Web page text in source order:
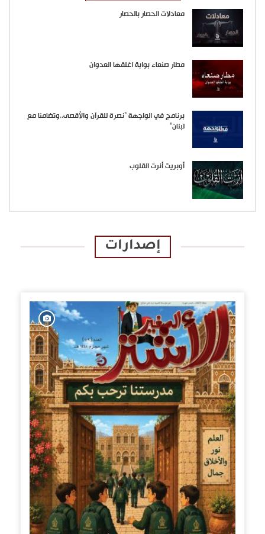
معادلات الحصار بالحصار
مطار صنعاء بوابة اغلقها العدوان
برنامج في الواجهة “نصرة للقرآن والأقصى..وتضامنا مع
لبنان”
أوبريت أنرت القلوب
إصدارات